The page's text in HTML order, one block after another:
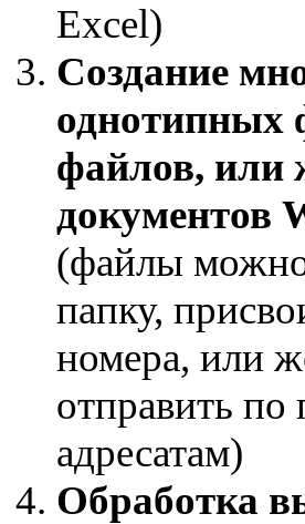
Excel)
Создание
однотипных
файлов, или
документов
(файлы
папку,
номера, или
отправить по
адресатам)
Обработка